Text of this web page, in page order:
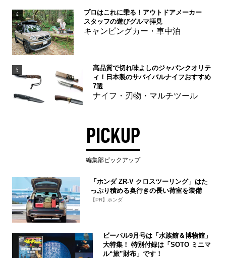
4
プロはこれに乗る！アウトドアメーカー
スタッフの遊びグルマ拝見
キャンピングカー・車中泊
5
高品質で切れ味よしのジャパンクオリテ
ィ！日本製のサバイバルナイフおすすめ
7選
ナイフ・刃物・マルチツール
PICKUP
編集部ピックアップ
「ホンダ ZR-V クロスツーリング」はた
っぷり積める奥行きの長い荷室を装備
【PR】ホンダ
ビーパル9月号は「水族館＆博物館」
大特集！ 特別付録は「SOTO ミニマ
ル“旅”財布」です！